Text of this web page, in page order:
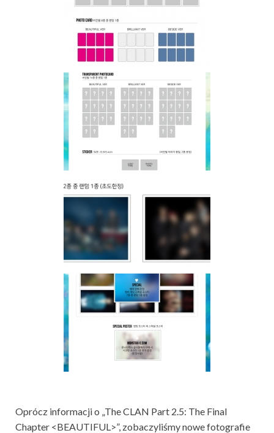
Oprócz informacji o „The CLAN Part 2.5: The Final
Chapter <BEAUTIFUL>”, zobaczyliśmy nowe fotografie